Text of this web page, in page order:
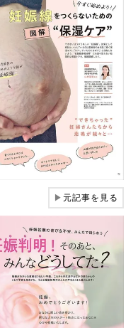
▶元記事を見る